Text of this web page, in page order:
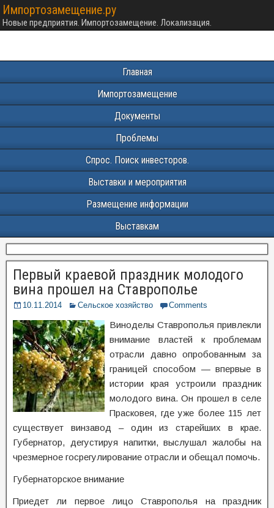
Импортозамещение.ру
Новые предприятия. Импортозамещение. Локализация.
Главная
Импортозамещение
Документы
Проблемы
Спрос. Поиск инвесторов.
Выставки и мероприятия
Размещение информации
Выставкам
Первый краевой праздник молодого
вина прошел на Ставрополье
10.11.2014 Сельское хозяйство Comments
Виноделы Ставрополья привлекли
внимание властей к проблемам
отрасли давно опробованным за
границей способом — впервые в
истории края устроили праздник
молодого вина. Он прошел в селе
Прасковея, где уже более 115 лет
существует винзавод – один из старейших в крае.
Губернатор, дегустируя напитки, выслушал жалобы на
чрезмерное госрегулирование отрасли и обещал помочь.
Губернаторское внимание
Приедет ли первое лицо Ставрополья на праздник